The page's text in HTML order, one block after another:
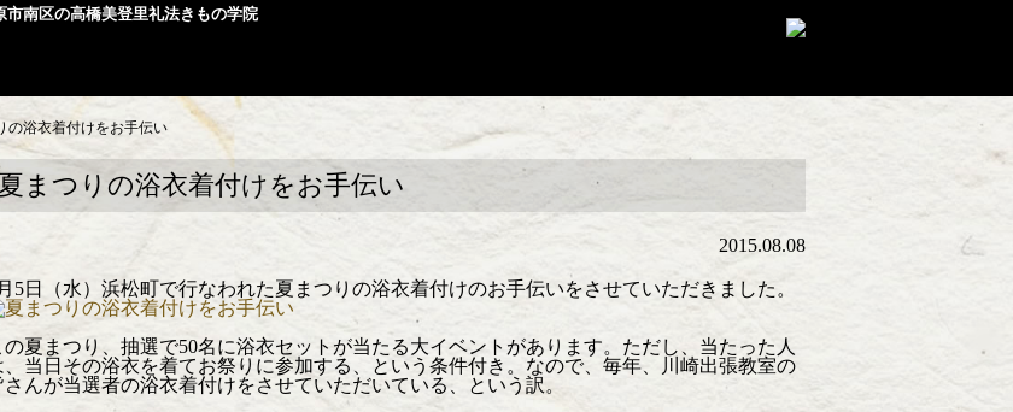
南区の高橋美登里礼法きもの学院
の浴衣着付けをお手伝い
夏まつりの浴衣着付けをお手伝い
2015.08.08
5日（水）浜松町で行なわれた夏まつりの浴衣着付けのお手伝いをさせていただきました。
の夏まつり、抽選で50名に浴衣セットが当たる大イベントがあります。ただし、当たった人
、当日その浴衣を着てお祭りに参加する、という条件付き。なので、毎年、川崎出張教室の
さんが当選者の浴衣着付けをさせていただいている、という訳。